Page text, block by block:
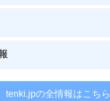
tenki.jpの全情報はこちら